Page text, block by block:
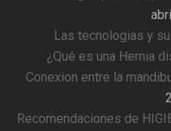
Las tecnologias y
¿Qué es una Hernia
Conexion entre la
Recomendaciones de